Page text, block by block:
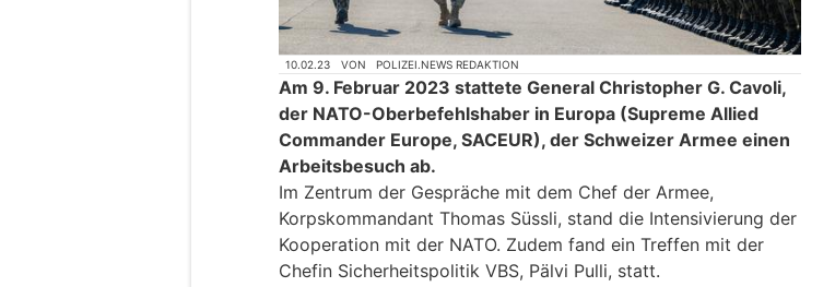
10.02.23 VON POLIZEI.NEWS REDAKTION
Am 9. Februar 2023 stattete General Christopher G. Cavoli,
der NATO-Oberbefehlshaber in Europa (Supreme Allied
Commander Europe, SACEUR), der Schweizer Armee einen
Arbeitsbesuch ab.
Im Zentrum der Gespräche mit dem Chef der Armee,
Korpskommandant Thomas Süssli, stand die Intensivierung der
Kooperation mit der NATO. Zudem fand ein Treffen mit der
Chefin Sicherheitspolitik VBS, Pälvi Pulli, statt.